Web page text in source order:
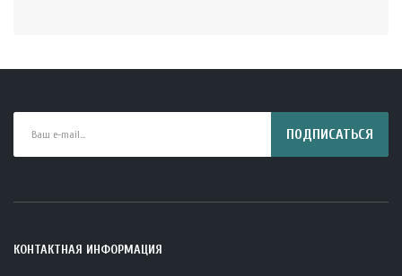
ПОДПИСАТЬСЯ
КОНТАКТНАЯ ИНФОРМАЦИЯ